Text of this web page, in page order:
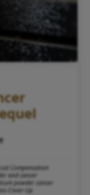
Compensation
and cancer
powder cancer
Cover-Up